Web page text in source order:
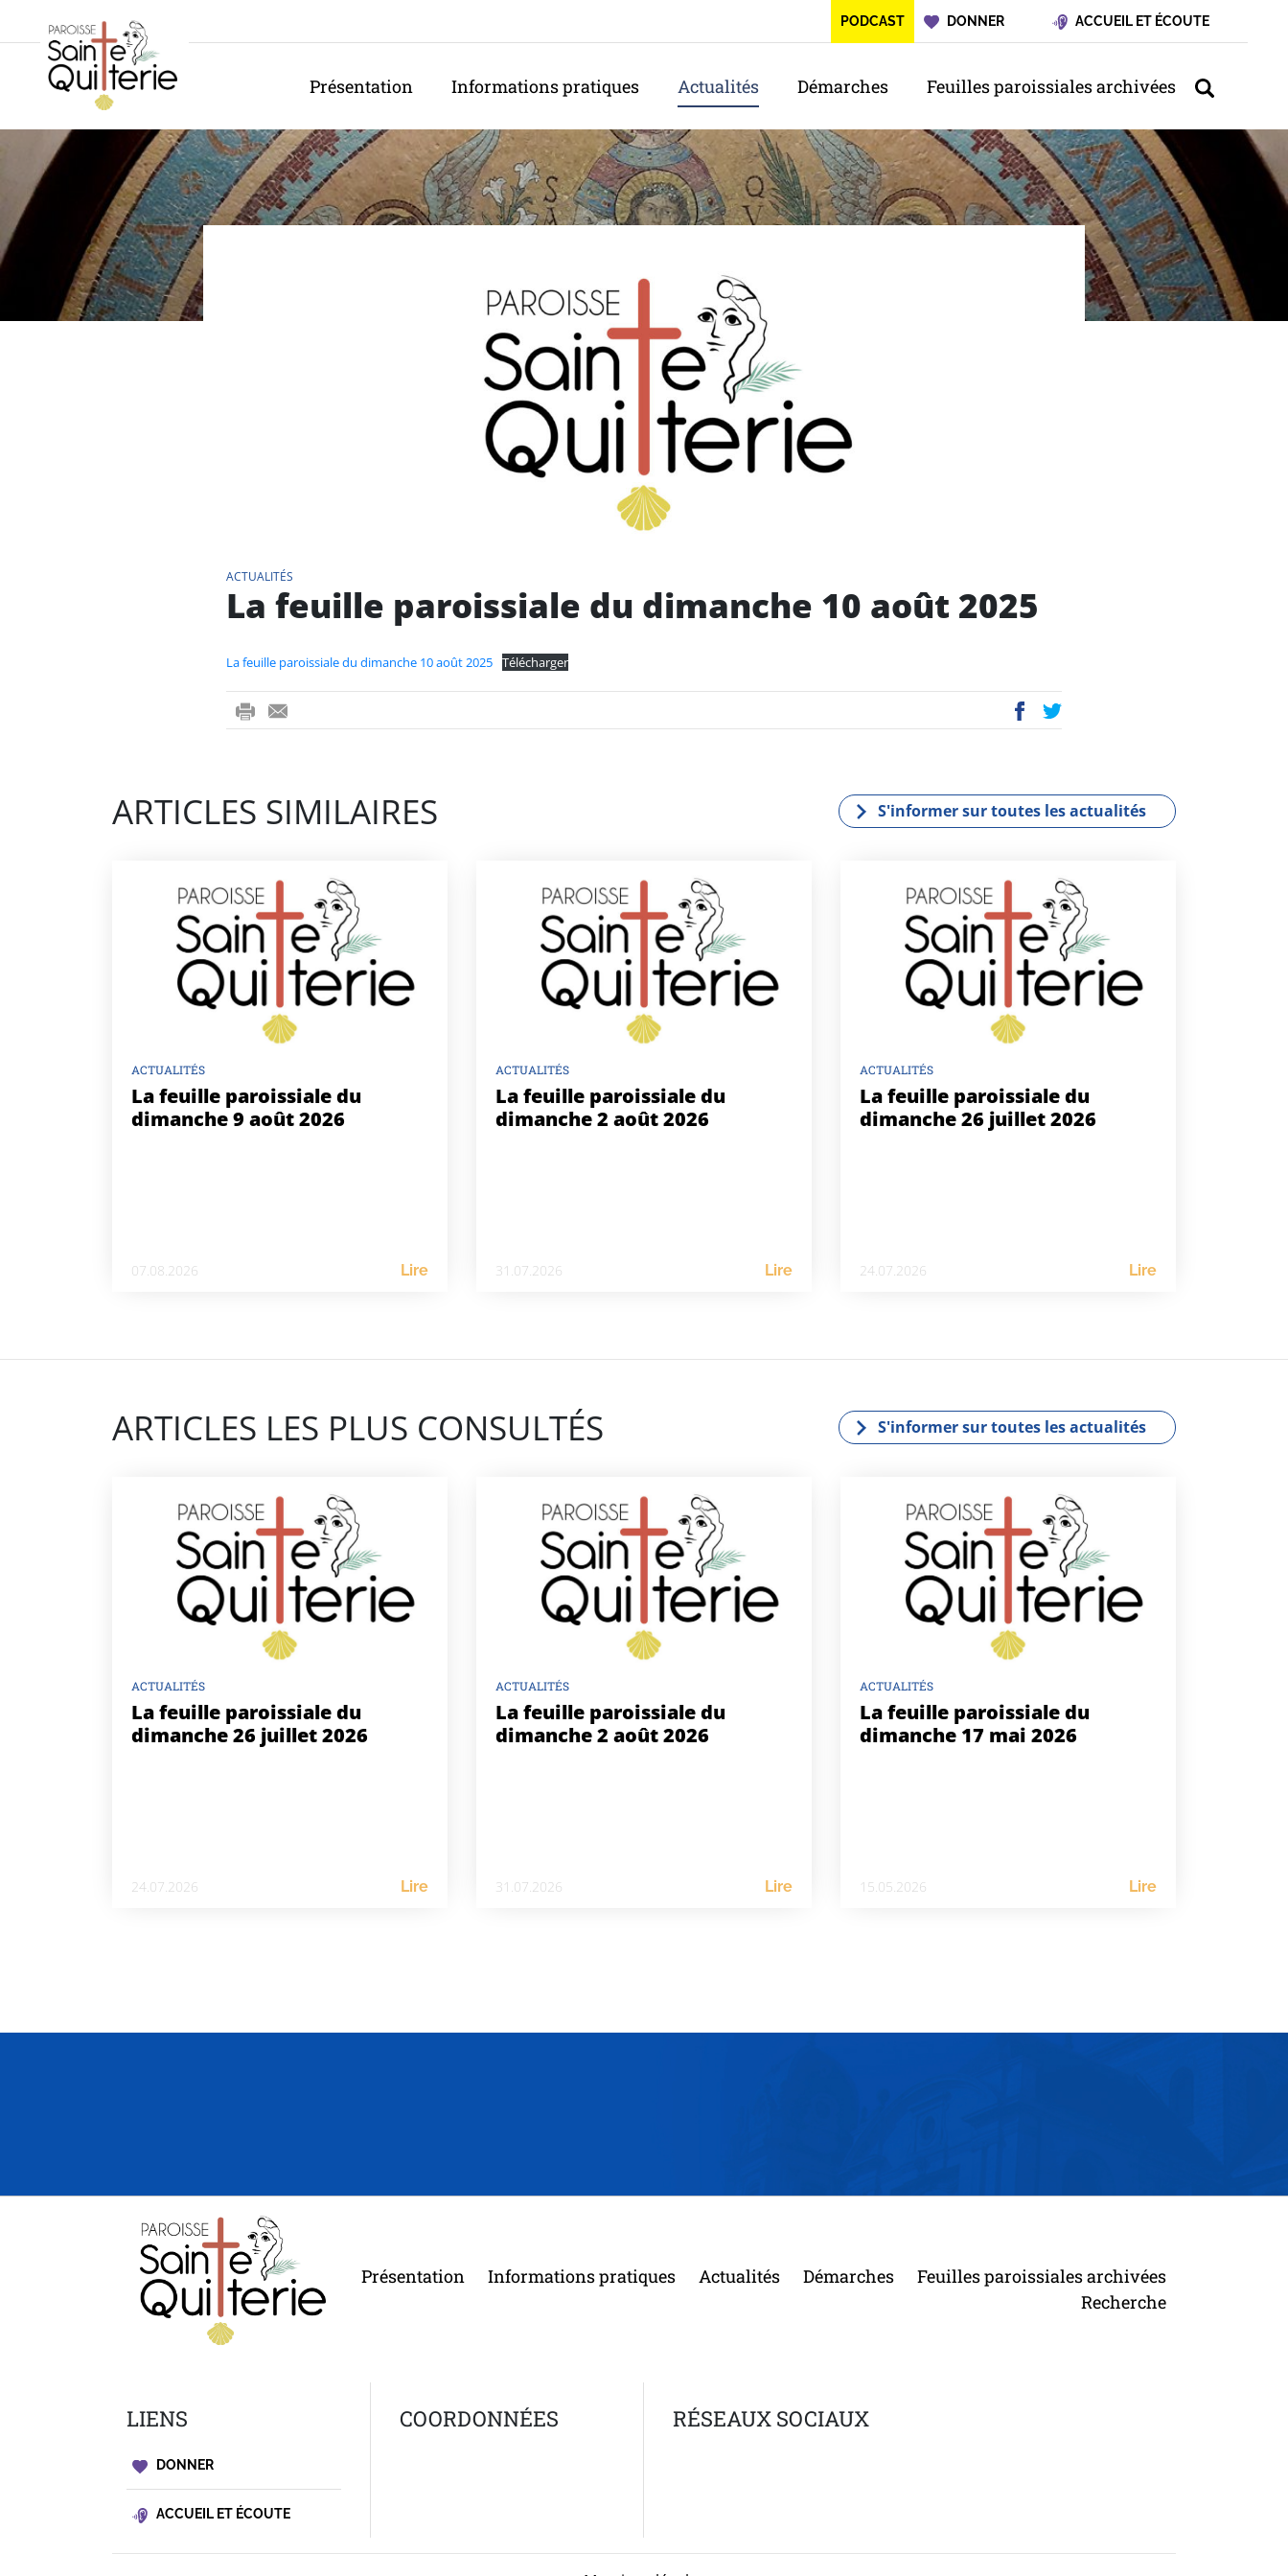
PODCAST DONNER ACCUEIL ET ÉCOUTE
Présentation Informations pratiques Actualités Démarches Feuilles paroissiales archivées
ACTUALITÉS
La feuille paroissiale du dimanche 10 août 2025
La feuille paroissiale du dimanche 10 août 2025 Télécharger
ri
-
ac
k
wi
ARTICLES SIMILAIRES S'informer sur toutes les actualités
ACTUALITÉS
La feuille paroissiale du
dimanche 9 août 2026
07.08.2026 Lire
ACTUALITÉS
La feuille paroissiale du
dimanche 2 août 2026
31.07.2026 Lire
ACTUALITÉS
La feuille paroissiale du
dimanche 26 juillet 2026
24.07.2026 Lire
ARTICLES LES PLUS CONSULTÉS S'informer sur toutes les actualités
ACTUALITÉS
La feuille paroissiale du
dimanche 26 juillet 2026
24.07.2026 Lire
ACTUALITÉS
La feuille paroissiale du
dimanche 2 août 2026
31.07.2026 Lire
ACTUALITÉS
La feuille paroissiale du
dimanche 17 mai 2026
15.05.2026 Lire
Présentation Informations pratiques Actualités Démarches
Feuilles paroissiales archivées
Recherche
LIENS
DONNER
ACCUEIL ET ÉCOUTE
COORDONNÉES RÉSEAUX SOCIAUX